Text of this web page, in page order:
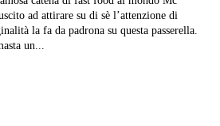
ad attirare su di sè l’attenzione di
la fa da padrona su questa passerella.
un...